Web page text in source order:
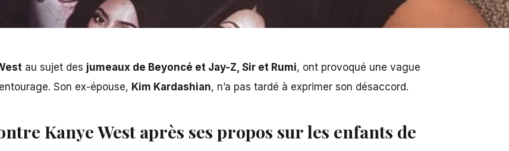
au sujet des jumeaux de Beyoncé et Jay-Z, Sir et Rumi, ont provoqué une vague
Son ex-épouse, Kim Kardashian, n’a pas tardé à exprimer son désaccord.
Kanye West après ses propos sur les enfants de